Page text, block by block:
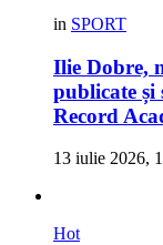
in SPORT
Ilie Dobre,
publicate și
Record
13 iulie 2026,
Hot